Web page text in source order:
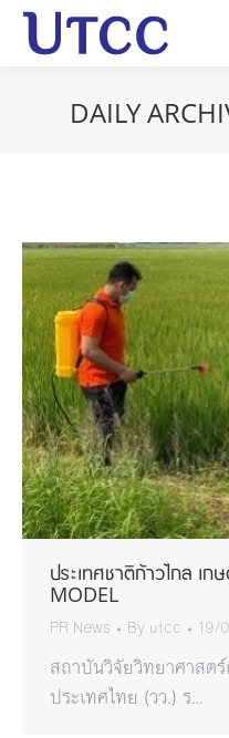
DAILY
ประเทศชาติก้าวไกล เ
MODEL
PR News By utcc 19/
สถาบันวิจัยวิทยาศาสตร์
ประเทศไทย (วว.) ร…